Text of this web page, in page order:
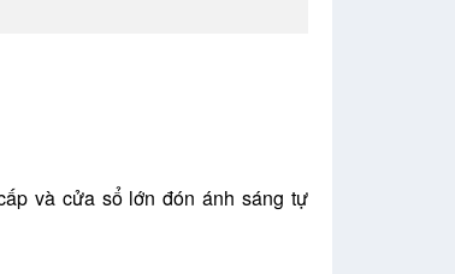
và cửa sổ lớn đón ánh sáng tự